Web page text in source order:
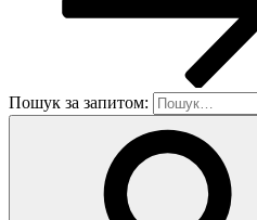
Пошук за запитом: